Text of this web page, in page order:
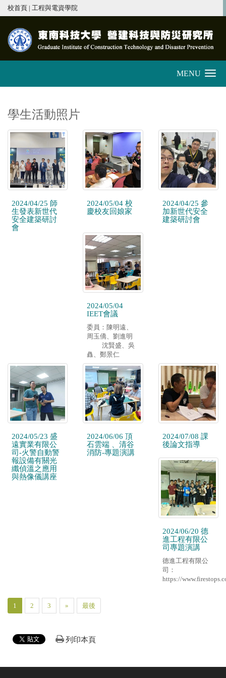
校首頁 | 工程與電資學院
navigation
MENU
學生活動照片
2024/04/25 師
生發表新世代
安全建築研討
會
2024/05/04 校
慶校友回娘家
2024/04/25 參
加新世代安全
建築研討會
2024/05/04
IEET會議
委員：陳明遠、
周玉僑、劉進明
沈賢盛、吳
灥、鄭景仁
2024/05/23 盛
遠實業有限公
司-火警自動警
報設備有關光
纖偵溫之應用
與熱像儀講座
2024/06/06 頂
石雲端 、清谷
消防-專題演講
2024/07/08 課
後論文指導
2024/06/20 德
進工程有限公
司專題演講
德進工程有限公
司：
https://
1 2 3 » 最後
列印本頁